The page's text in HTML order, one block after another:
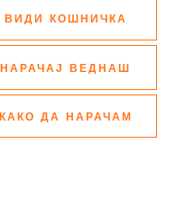
ВИДИ КОШНИЧКА
НАРАЧАЈ ВЕДНАШ
КАКО ДА НАРАЧАМ